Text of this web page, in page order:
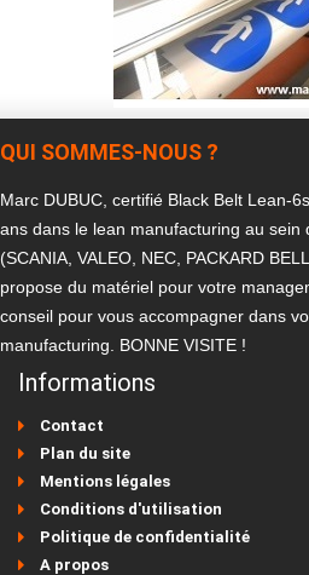
QUI SOMMES-NOUS ?
Marc DUBUC, certifié Black Belt Lean-
ans dans le lean manufacturing au sein
(SCANIA, VALEO, NEC, PACKARD
propose du matériel pour votre
conseil pour vous accompagner dans
manufacturing. BONNE VISITE !
Informations
Contact
Plan du site
Mentions légales
Conditions d'utilisation
Politique de confidentialité
A propos